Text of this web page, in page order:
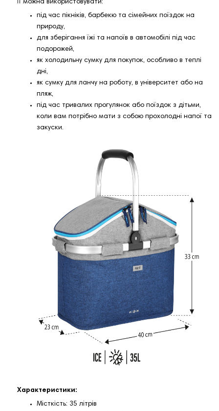
Її можна використовувати:
під час пікніків, барбекю та сімейних поїздок на
природу,
для зберігання їжі та напоїв в автомобілі під час
подорожей,
як холодильну сумку для покупок, особливо в теплі
дні,
як сумку для ланчу на роботу, в університет або на
пляж,
під час тривалих прогулянок або поїздок з дітьми,
коли вам потрібно мати з собою прохолодні напої та
закуски.
Характеристики:
Місткість: 35 літрів